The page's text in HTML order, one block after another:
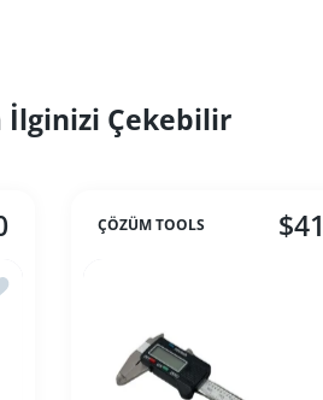
İlginizi Çekebilir
listesine ekle Dijital Kumpas 150 mm
ÇÖZÜM TOOLS